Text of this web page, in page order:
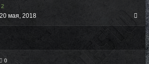
2
20 мая, 2018
0